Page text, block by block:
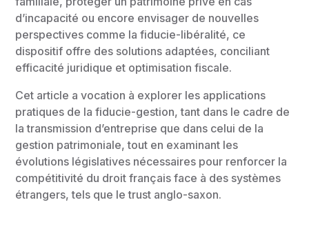
d’incapacité ou encore envisager de nouvelles
perspectives comme la fiducie-libéralité, ce
dispositif offre des solutions adaptées, conciliant
efficacité juridique et optimisation fiscale.
Cet article a vocation à explorer les applications
pratiques de la fiducie-gestion, tant dans le cadre de
la transmission d’entreprise que dans celui de la
gestion patrimoniale, tout en examinant les
évolutions législatives nécessaires pour renforcer la
compétitivité du droit français face à des systèmes
étrangers, tels que le trust anglo-saxon.